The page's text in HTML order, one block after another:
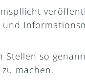
so
machen.